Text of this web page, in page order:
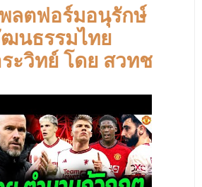
ลตฟอร์มอนุรักษ์
นธรรมไทย
ะวิทย์ โดย สวทช